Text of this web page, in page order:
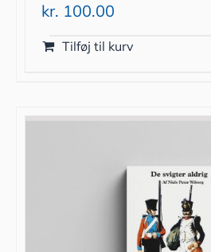
kr. 100.00
Tilføj til kurv